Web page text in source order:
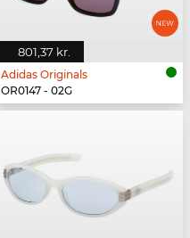
801,37 kr.
Adidas Originals
OR0147 - 02G